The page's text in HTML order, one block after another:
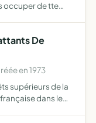
occuper de tte
De
en 1973
supérieurs de la
dans le